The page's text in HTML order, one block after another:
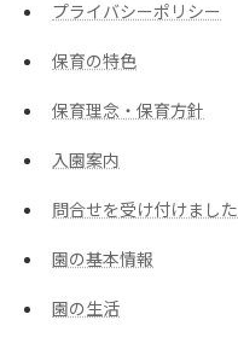
プライバシーポリシー
保育の特色
保育理念・保育方針
入園案内
問合せを受け付けました
園の基本情報
園の生活